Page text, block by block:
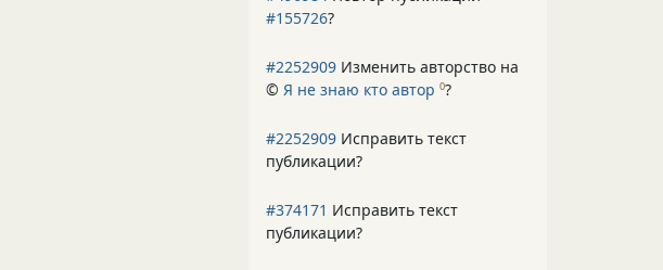
#155726?
#2252909 Изменить авторство на
© Я не знаю кто автор 0?
#2252909 Исправить текст
публикации?
#374171 Исправить текст
публикации?